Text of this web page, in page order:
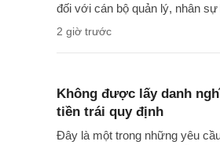
đối với cán bộ quản lý, nhân
2 giờ trước
Không được lấy danh
tiền trái quy định
Đây là một trong những yêu